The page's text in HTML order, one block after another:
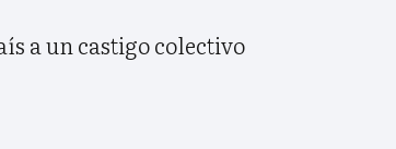
a un castigo colectivo